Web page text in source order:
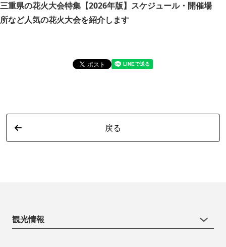
三重県の花火大会特集【2026年版】スケジュール・開催場
所など人気の花火大会を紹介します
戻る
観光情報